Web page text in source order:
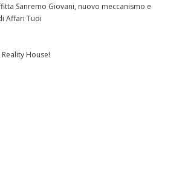
Sanremo Giovani, nuovo meccanismo e
Affari Tuoi
House!